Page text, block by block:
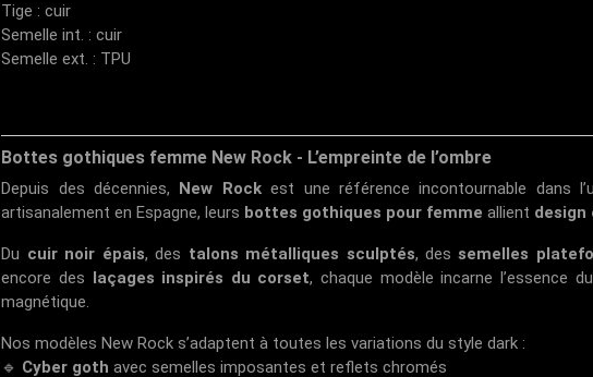
Tige : cuir
Semelle int. : cuir
Semelle ext. : TPU
Bottes gothiques femme New Rock - L’empreinte de l’ombre
Depuis des décennies, New Rockest une référence incontournable dans
artisanalement en Espagne, leurs bottes gothiques pour femme allient design
Du cuir noir épais, des talons métalliques sculptés, dessemelles
encore des laçages inspirés du corset, chaque modèle incarne l’essence
magnétique.
Nos modèles New Rock s’adaptent à toutes les variations du style dark :
🔹 Cyber goth avec semelles imposantes et reflets chromés